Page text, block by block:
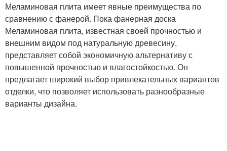
Меламиновая плита имеет явные преимущества по
сравнению с фанерой. Пока фанерная доска
Меламиновая плита, известная своей прочностью и
внешним видом под натуральную древесину,
представляет собой экономичную альтернативу с
повышенной прочностью и влагостойкостью. Он
предлагает широкий выбор привлекательных вариантов
отделки, что позволяет использовать разнообразные
варианты дизайна.